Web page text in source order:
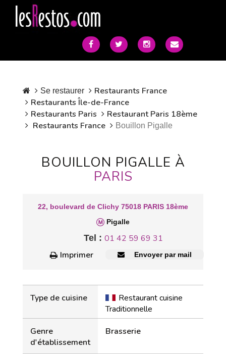
Se restaurer
Restaurants France
Restaurants Île-de-France
Restaurants Paris
Restaurant Paris 18ème
Restaurants France
Bouillon Pigalle
BOUILLON PIGALLE À
PARIS
22, boulevard de Clichy 75018 PARIS 18ème
Pigalle
Tel : 01 42 59 69 31
Imprimer
Envoyer par mail
Type de cuisine
Restaurant cuisine
Traditionnelle
Genre
d'établissement
Brasserie